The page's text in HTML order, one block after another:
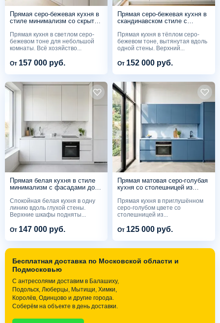
Прямая серо-бежевая кухня в
стиле минимализм со скрытой
Прямая кухня в светлом серо-
бежевом тоне для небольшой
комнаты. Всё хозяйство...
От 157 000 руб.
Прямая серо-бежевая кухня в
скандинавском стиле с
Прямая кухня в тёплом серо-
бежевом тоне, вытянутая вдоль
одной стены. Верхний...
От 152 000 руб.
Прямая белая кухня в стиле
минимализм с фасадами до
Спокойная белая кухня в одну
линию вдоль глухой стены.
Верхние шкафы подняты...
От 147 000 руб.
Прямая матовая серо-голубая
кухня со столешницей из
Прямая кухня в приглушённом
серо-голубом цвете со
столешницей из...
От 125 000 руб.
Бесплатная доставка по Московской области и
Подмосковью
С антресолями доставим в Балашиху,
Подольск, Люберцы, Мытищи, Химки,
Королёв, Одинцово и другие города.
Соберём на объекте в день доставки.